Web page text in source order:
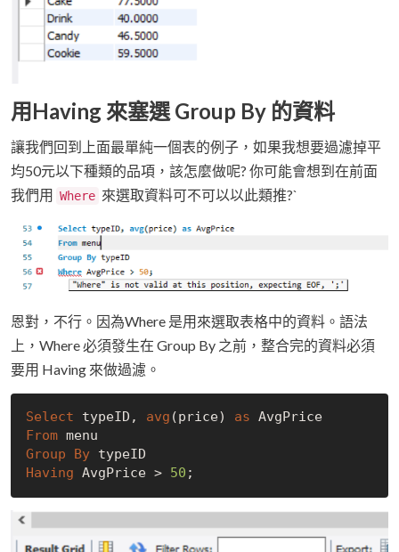
用Having 來塞選 Group By 的資料
讓我們回到上面最單純一個表的例子，如果我想要過濾掉平
均50元以下種類的品項，該怎麼做呢? 你可能會想到在前面
我們用
Where 來選取資料可不可以以此類推?`
恩對，不行。因為Where 是用來選取表格中的資料。語法
上，Where 必須發生在 Group By 之前，整合完的資料必須
要用 Having 來做過濾。
Select typeID, avg (price) as
AvgPrice
From
Group
By
Having AvgPrice > 50